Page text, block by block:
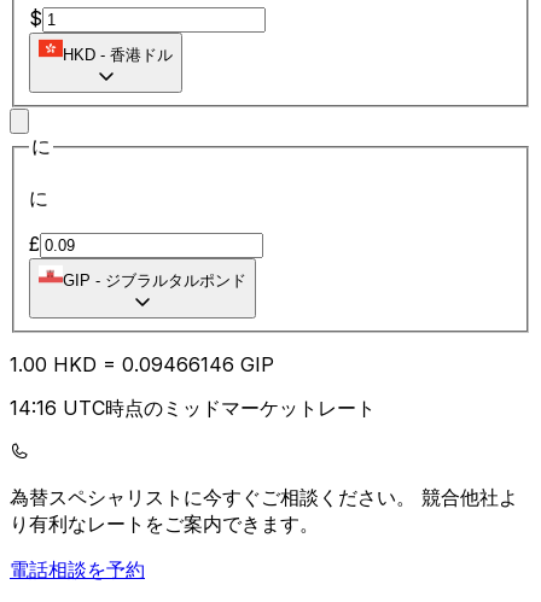
$
HKD - 香港ドル
に
に
£
GIP - ジブラルタルポンド
1.00 HKD = 0.09466146 GIP
14:16 UTC時点のミッドマーケットレート
為替スペシャリストに今すぐご相談ください。 競合他社よ
り有利なレートをご案内できます。
電話相談を予約